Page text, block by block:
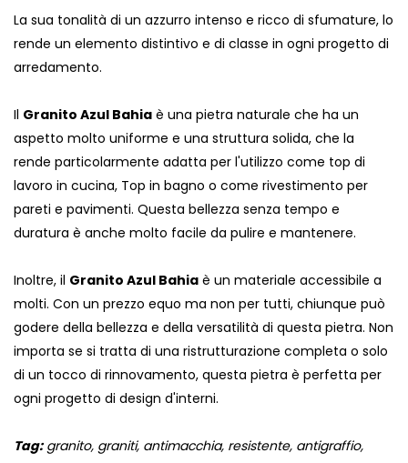
La sua tonalità di un azzurro intenso e ricco di sfumature, lo
rende un elemento distintivo e di classe in ogni progetto di
arredamento.
Il Granito Azul Bahia è una pietra naturale che ha un
aspetto molto uniforme e una struttura solida, che la
rende particolarmente adatta per l'utilizzo come top di
lavoro in cucina, Top in bagno o come rivestimento per
pareti e pavimenti. Questa bellezza senza tempo e
duratura è anche molto facile da pulire e mantenere.
Inoltre, il Granito Azul Bahia è un materiale accessibile a
molti. Con un prezzo equo ma non per tutti, chiunque può
godere della bellezza e della versatilità di questa pietra. Non
importa se si tratta di una ristrutturazione completa o solo
di un tocco di rinnovamento, questa pietra è perfetta per
ogni progetto di design d'interni.
Tag:granito, graniti, antimacchia, resistente, antigraffio,